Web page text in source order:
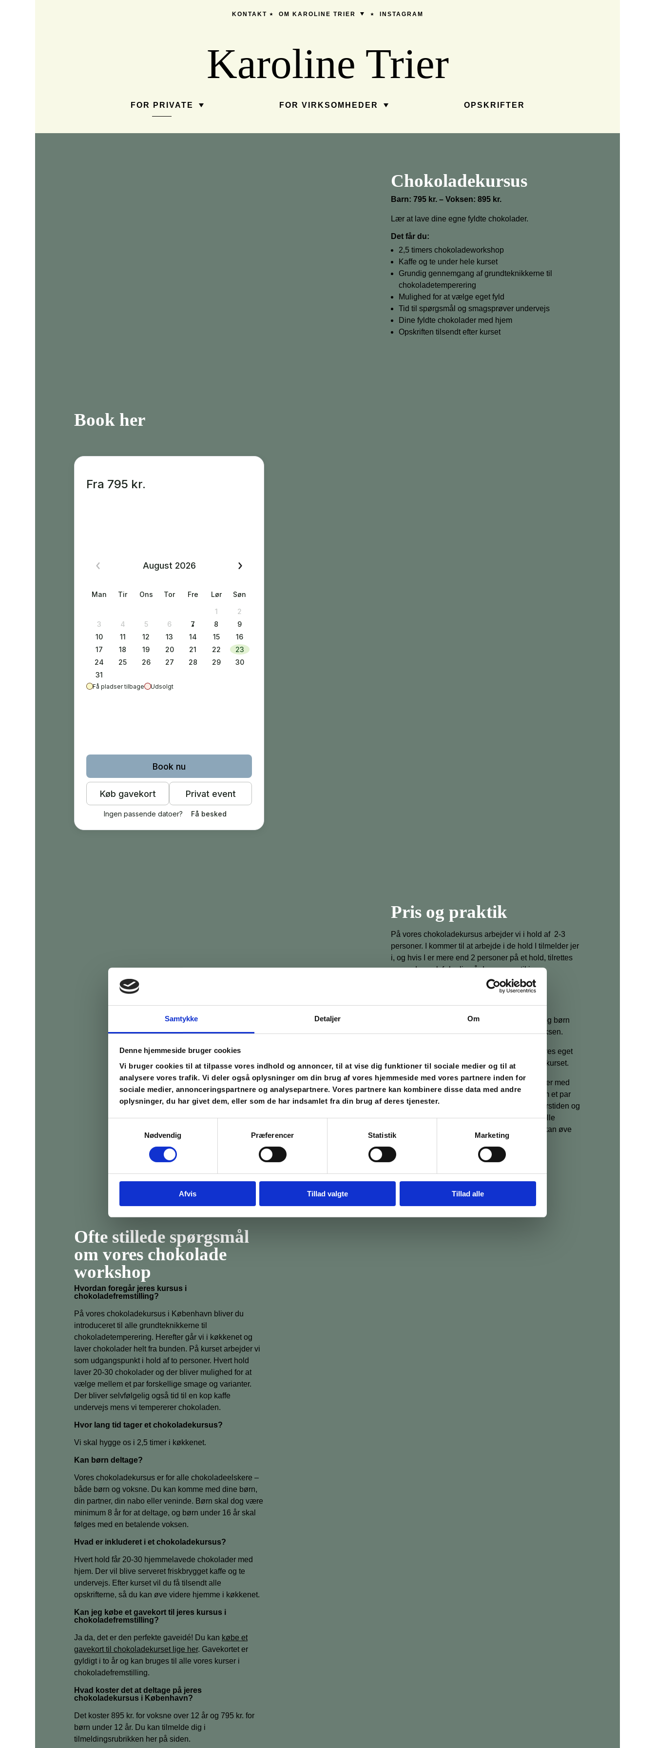
Samtykke Detaljer Om
Denne hjemmeside bruger cookies
Vi bruger cookies til at tilpasse vores indhold og annoncer, til at vise dig funktioner til sociale medier og til at
analysere vores trafik. Vi deler også oplysninger om din brug af vores hjemmeside med vores partnere inden for
sociale medier, annonceringspartnere og analysepartnere. Vores partnere kan kombinere disse data med andre
oplysninger, du har givet dem, eller som de har indsamlet fra din brug af deres tjenester.
Nødvendig
Præferencer Statistik Marketing
Afvis Tillad valgte Tillad alle
KONTAKT OM KAROLINE TRIER INSTAGRAM
Karoline Trier
FOR PRIVATE FOR VIRKSOMHEDER OPSKRIFTER
Chokoladekursus
Barn: 795 kr. – Voksen: 895 kr.
Lær at lave dine egne fyldte chokolader.
Det får du:
2,5 timers chokoladeworkshop
Kaffe og te under hele kurset
Grundig gennemgang af grundteknikkerne til
chokoladetemperering
Mulighed for at vælge eget fyld
Tid til spørgsmål og smagsprøver undervejs
Dine fyldte chokolader med hjem
Opskriften tilsendt efter kurset
Book her
Pris og praktik
På vores chokoladekursus arbejder vi i hold af 2-3
personer. I kommer til at arbejde i de hold I tilmelder jer
i, og hvis I er mere end 2 personer på et hold, tilrettes
mængden selvfølgelig så den passer til jer.
Pris pr. voksen over 12 år: 895 kr.
Børn skal være minimum 8 år for at deltage, og børn
under 16 år skal følges med en betalende voksen.
Kaffe og te er inkluderet i prisen. Medbring jeres eget
forklæde eller køb det hos os når du bestiller kurset.
Hvert hold får 20-30 hjemmelavede chokolader med
hjem. Der bliver mulighed for at vælge mellem et par
forskellige smage og varianter der afspejler årstiden og
kurset varierer derfor en smule efter sæson. Alle
opskrifterne bliver tilsendt efter kurset, så du kan øve
Ofte stillede spørgsmål
om vores chokolade
workshop
Hvordan foregår jeres kursus i
chokoladefremstilling?
På vores chokoladekursus i København bliver du
introduceret til alle grundteknikkerne til
chokoladetemperering. Herefter går vi i køkkenet og
laver chokolader helt fra bunden. På kurset arbejder vi
som udgangspunkt i hold af to personer. Hvert hold
laver 20-30 chokolader og der bliver mulighed for at
vælge mellem et par forskellige smage og varianter.
Der bliver selvfølgelig også tid til en kop kaffe
undervejs mens vi tempererer chokoladen.
Hvor lang tid tager et chokoladekursus?
Vi skal hygge os i 2,5 timer i køkkenet.
Kan børn deltage?
Vores chokoladekursus er for alle chokoladeelskere –
både børn og voksne. Du kan komme med dine børn,
din partner, din nabo eller veninde. Børn skal dog være
minimum 8 år for at deltage, og børn under 16 år skal
følges med en betalende voksen.
Hvad er inkluderet i et chokoladekursus?
Hvert hold får 20-30 hjemmelavede chokolader med
hjem. Der vil blive serveret friskbrygget kaffe og te
undervejs. Efter kurset vil du få tilsendt alle
opskrifterne, så du kan øve videre hjemme i køkkenet.
Kan jeg købe et gavekort til jeres kursus i
chokoladefremstilling?
Ja da, det er den perfekte gaveidé! Du kan købe et
gavekort til chokoladekurset lige her. Gavekortet er
gyldigt i to år og kan bruges til alle vores kurser i
chokoladefremstilling.
Hvad koster det at deltage på jeres
chokoladekursus i København?
Det koster 895 kr. for voksne over 12 år og 795 kr. for
børn under 12 år. Du kan tilmelde dig i
tilmeldingsrubrikken her på siden.